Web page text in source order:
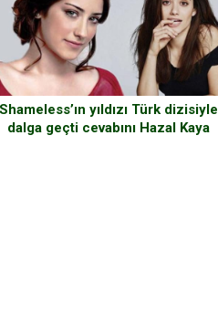
Shameless’ın yıldızı Türk dizisiyle
dalga geçti cevabını Hazal Kaya